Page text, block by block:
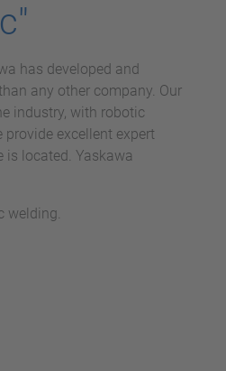
has developed and
any other company. Our
industry, with robotic
excellent expert
is located. Yaskawa
welding.